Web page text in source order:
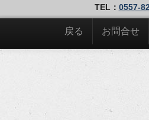
TEL： 0557-
戻る お問合せ